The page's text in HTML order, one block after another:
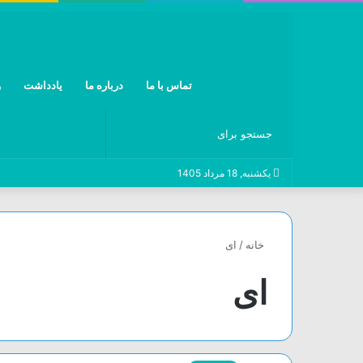
یادداشت درباره ما تماس با ما
جستجو
برای
یکشنبه, 18 مرداد 1405
خانه / ای
ای